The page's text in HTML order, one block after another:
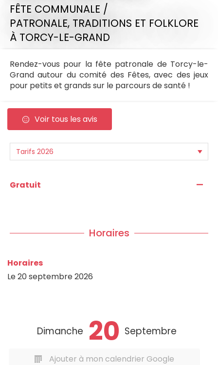
FÊTE COMMUNALE /
PATRONALE, TRADITIONS ET FOLKLORE
À TORCY-LE-GRAND
Rendez-vous pour la fête patronale de Torcy-le-
Grand autour du comité des Fêtes, avec des jeux
pour petits et grands sur le parcours de santé !
Voir tous les avis
Gratuit —
Horaires
Horaires
Le20 septembre 2026
Dimanche 20 Septembre
Ajouter à mon calendrier Google